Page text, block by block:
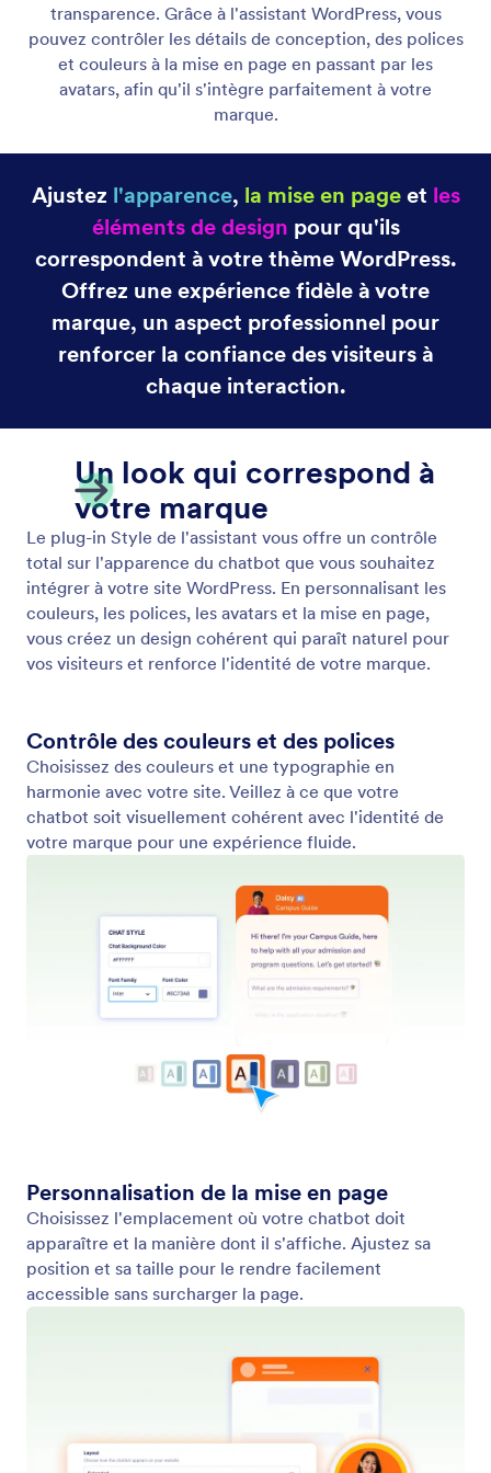
Identité de l'Assistant
Créez un chatbot avec une personnalité qui
correspond à votre marque. Personnalisez son ton,
son style et sa personnalité en vous aidant de
l'assistant WordPress.
plug-in Style de l'assistant. Ajustez les couleurs, les
polices et la mise en page directement dans
WordPress.
documents et des informations produit. Utilisez
l'assistant WordPress pour obtenir des réponses
personnalisées.